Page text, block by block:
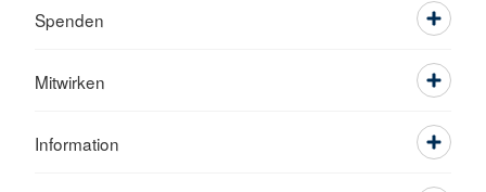
Spenden
Mitwirken
Information